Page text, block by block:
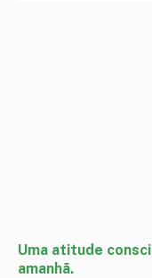
Uma atitude
amanhã.